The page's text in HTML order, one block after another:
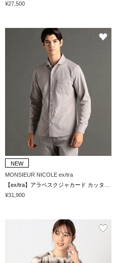
¥27,500
NEW
MONSIEUR NICOLE ex/tra
¥31,900